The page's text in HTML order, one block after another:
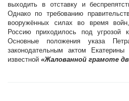
выходить в отставку и
Однако по требованию
вооружённых силах во время
Россию приходилось под угрозой
Основные положения указа
законодательным актом
известной «Жалованной грамоте